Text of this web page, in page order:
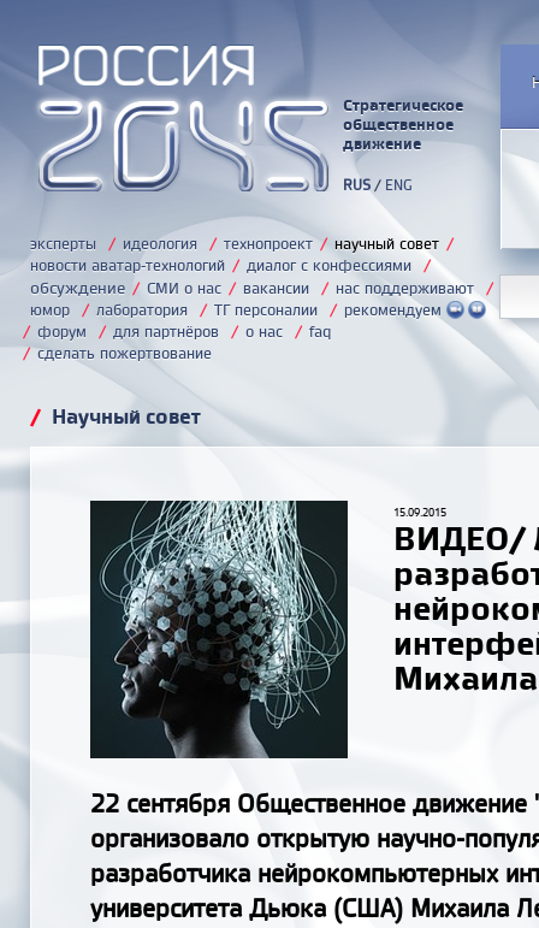
Стратегическое
общественное
движение
RUS/ ENG
эксперты / идеология / технопроект / научный совет /
новости аватар-технологий / диалог с конфессиями /
обсуждение / СМИ о нас / вакансии / нас поддерживают /
юмор / лаборатория / ТГ персоналии / рекомендуем
/ форум / для партнёров / о нас / faq
/ сделать пожертвование
/ Научный совет
15.09.2015
ВИДЕО/
22 сентября Общественное движение
организовало открытую научно-
разработчика нейрокомпьютерных
университета Дьюка (США) Михаила